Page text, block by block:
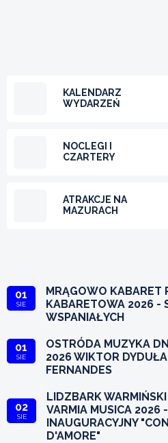
KALENDARZ
WYDARZEŃ
NOCLEGI I
CZARTERY
ATRAKCJE NA
MAZURACH
01
SIE
MRĄGOWO KABARET
KABARETOWA 2026 -
WSPANIAŁYCH
01
SIE
OSTRÓDA MUZYKA
2026 WIKTOR
FERNANDES
02
SIE
LIDZBARK
VARMIA MUSICA 2026
INAUGURACYJNY
D'AMORE"